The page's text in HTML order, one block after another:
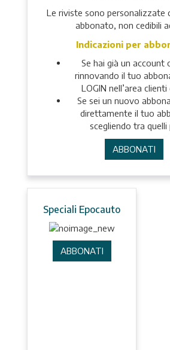
Le riviste sono personalizzate
abbonato, non cedibili
Indicazioni per
Se hai già un account
rinnovando il tuo
LOGIN nell’area
Se sei un nuovo
direttamente il tuo
scegliendo tra
ABBONATI
Speciali Epocauto
ABBONATI